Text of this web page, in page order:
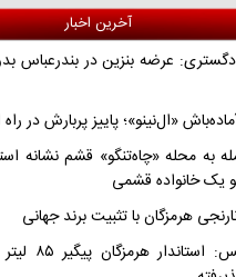
آخرین اخبار
عرضه بنزین در بندرعباس
«ال‌نینو»؛ پاییز پربارش در
به محله «چاه‌تنگو» قشم
هرمزگان با تثبیت برند جهانی
نماینده